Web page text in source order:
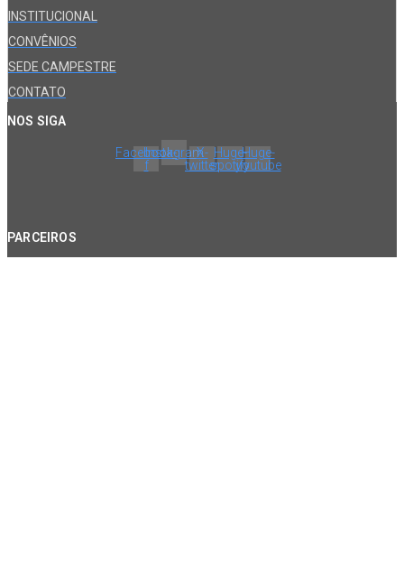
INSTITUCIONAL
CONVÊNIOS
SEDE CAMPESTRE
CONTATO
NOS SIGA
Facebook-
f
InstagramX-
twitter
Huge-
spotify
Huge-
youtube
PARCEIROS